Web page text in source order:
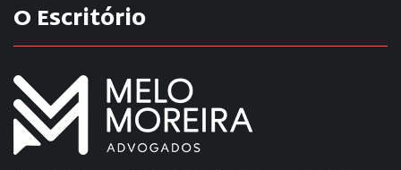
O Escritório